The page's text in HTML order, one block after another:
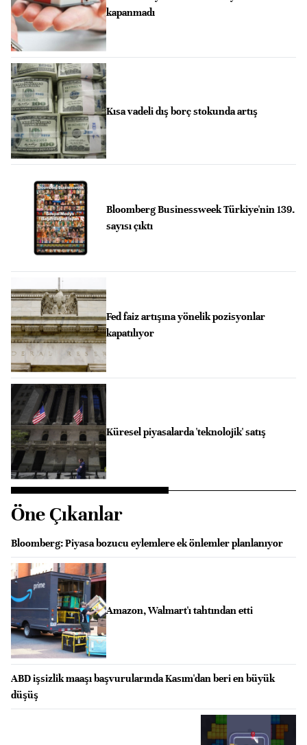
kapanmadı
Kısa vadeli dış borç stokunda artış
Bloomberg Businessweek Türkiye'nin 139.
sayısı çıktı
Fed faiz artışına yönelik pozisyonlar
kapatılıyor
Küresel piyasalarda 'teknolojik' satış
Öne Çıkanlar
Bloomberg: Piyasa bozucu eylemlere ek önlemler planlanıyor
Amazon, Walmart'ı tahtından etti
ABD işsizlik maaşı başvurularında Kasım'dan beri en büyük
düşüş